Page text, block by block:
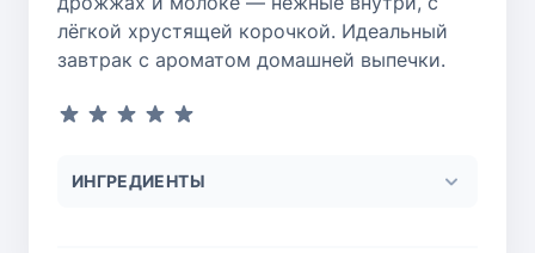
лёгкой хрустящей корочкой. Идеальный
завтрак с ароматом домашней выпечки.
ИНГРЕДИЕНТЫ